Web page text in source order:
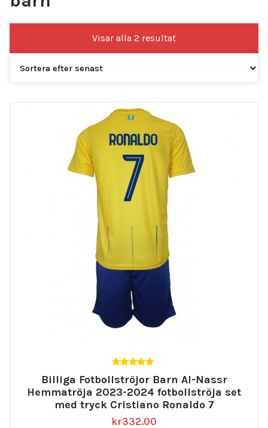
Visar alla 2 resultatSortera
efter
av 5
Billiga Fotbollströjor Barn Al-Nassr
Hemmatröja 2023-2024 fotbollströja set
med tryck Cristiano Ronaldo 7
kr332.00